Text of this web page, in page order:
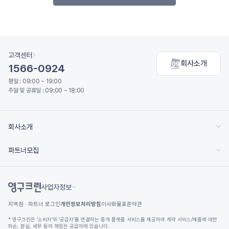
고객센터
1566-0924
평일 : 09:00 ~ 19:00
주말 및 공휴일 : 09:00 ~ 18:00
회사소개
회사소개
파트너모집
사업자정보
지역점 · 파트너 로그인개인정보처리방침 이사화물표준약관
* 영구크린은 ‘소비자’와 ‘공급자’를 연결하는 중개 플랫폼 서비스를 제공하여 계약 서비스/제품에 대한
파손, 분실, 세무 등의 책임은 공급자에 있습니다.